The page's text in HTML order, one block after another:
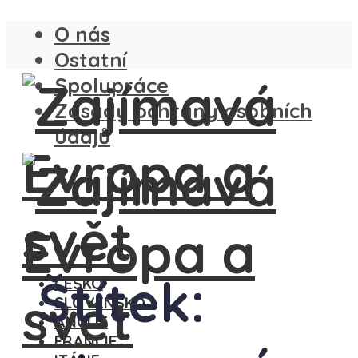
O nás
Ostatní
Spolupráce
Zásady ochrany osobních
údajů
ČESKO
SLOVENSKO
ANGLIE
FRANCIE
Štítek: